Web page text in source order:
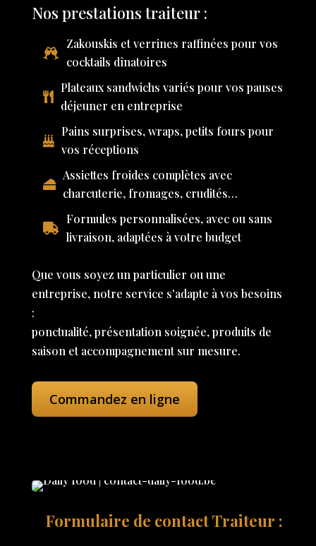
Nos prestations traiteur :
Zakouskis et verrines raffinées pour vos
cocktails dînatoires
Plateaux sandwichs variés pour vos pauses
déjeuner en entreprise
Pains surprises, wraps, petits fours pour
vos réceptions
Assiettes froides complètes avec
charcuterie, fromages, crudités…
Formules personnalisées, avec ou sans
livraison, adaptées à votre budget
Que vous soyez un particulier ou une
entreprise, notre service s'adapte à vos besoins
:
ponctualité, présentation soignée, produits de
saison et accompagnement sur mesure.
Commandez en ligne
Formulaire de contact Traiteur :